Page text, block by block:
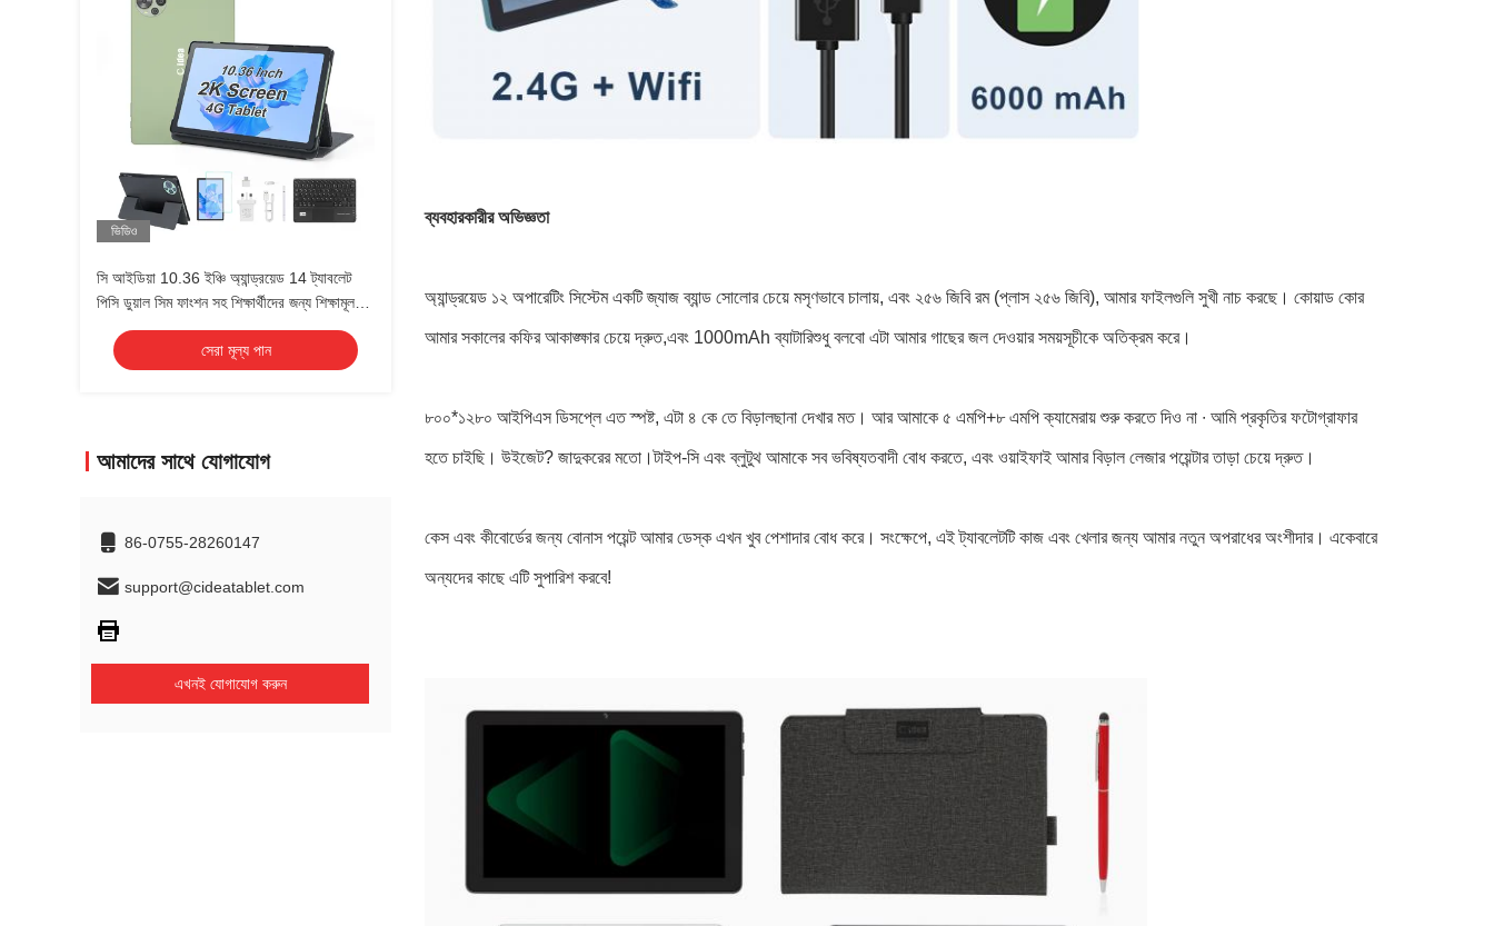
ভিডিও
সি আইডিয়া 10.36 ইঞ্চি অ্যান্ড্রয়েড 14 ট্যাবলেট
পিসি ডুয়াল সিম ফাংশন সহ শিক্ষার্থীদের জন্য শিক্ষামূলক
ট্যাবলেট
সেরা মূল্য পান
আমাদের সাথে যোগাযোগ
86-0755-28260147
support@cideatablet.com
এখনই যোগাযোগ করুন
ব্যবহারকারীর অভিজ্ঞতা
অ্যান্ড্রয়েড ১২ অপারেটিং সিস্টেম একটি জ্যাজ ব্যান্ড সোলোর চেয়ে মসৃণভাবে চালায়, এবং ২৫৬ জিবি রম (প্লাস ২৫৬ জিবি), আমার ফাইলগুলি সুখী নাচ করছে। কোয়াড কোর
আমার সকালের কফির আকাঙ্ক্ষার চেয়ে দ্রুত,এবং 1000mAh ব্যাটারিশুধু বলবো এটা আমার গাছের জল দেওয়ার সময়সূচীকে অতিক্রম করে।
৮০০*১২৮০ আইপিএস ডিসপ্লে এত স্পষ্ট, এটা ৪ কে তে বিড়ালছানা দেখার মত। আর আমাকে ৫ এমপি+৮ এমপি ক্যামেরায় শুরু করতে দিও না ∙ আমি প্রকৃতির ফটোগ্রাফার
হতে চাইছি। উইজেট? জাদুকরের মতো।টাইপ-সি এবং ব্লুটুথ আমাকে সব ভবিষ্যতবাদী বোধ করতে, এবং ওয়াইফাই আমার বিড়াল লেজার পয়েন্টার তাড়া চেয়ে দ্রুত।
কেস এবং কীবোর্ডের জন্য বোনাস পয়েন্ট আমার ডেস্ক এখন খুব পেশাদার বোধ করে। সংক্ষেপে, এই ট্যাবলেটটি কাজ এবং খেলার জন্য আমার নতুন অপরাধের অংশীদার। একেবারে
অন্যদের কাছে এটি সুপারিশ করবে!